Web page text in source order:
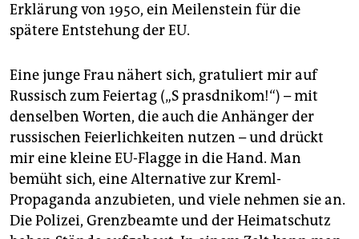
Erklärung von 1950, ein Meilenstein für die
spätere Entstehung der EU.
Eine junge Frau nähert sich, gratuliert mir auf
Russisch zum Feiertag („S prasdnikom!“) – mit
denselben Worten, die auch die Anhänger der
russischen Feierlichkeiten nutzen – und drückt
mir eine kleine EU-Flagge in die Hand. Man
bemüht sich, eine Alternative zur Kreml-
Propaganda anzubieten, und viele nehmen sie an.
Die Polizei, Grenzbeamte und der Heimatschutz